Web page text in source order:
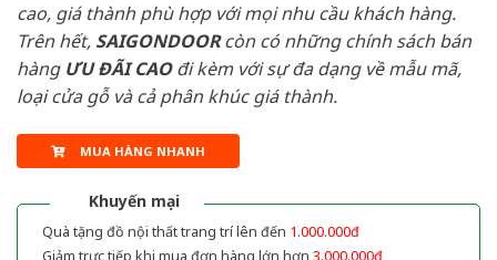
cao, giá thành phù hợp với mọi nhu cầu khách hàng.
Trên hết, SAIGONDOORcòn có những chính sách bán
hàng ƯU ĐÃI CAOđi kèm với sự đa dạng về mẫu mã,
loại cửa gỗ và cả phân khúc giá thành.
MUA HÀNG NHANH
Khuyến mại
Quà tặng đồ nội thất trang trí lên đến 1.000.000đ
Giảm trực tiếp khi mua đơn hàng lớn hơn 3.000.000đ